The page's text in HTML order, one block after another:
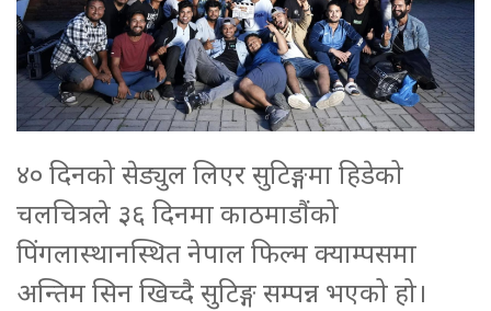
४० दिनको सेड्युल लिएर सुटिङ्गमा हिडेको
चलचित्रले ३६ दिनमा काठमाडौंको
पिंगलास्थानस्थित नेपाल फिल्म क्याम्पसमा
अन्तिम सिन खिच्दै सुटिङ्ग सम्पन्न भएको हो।